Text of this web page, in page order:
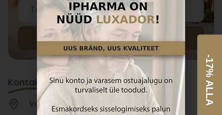
Liitu
Kontaktid
Veskiposti tn 2, Tallinn 10138, Eesti
-17% ALLA